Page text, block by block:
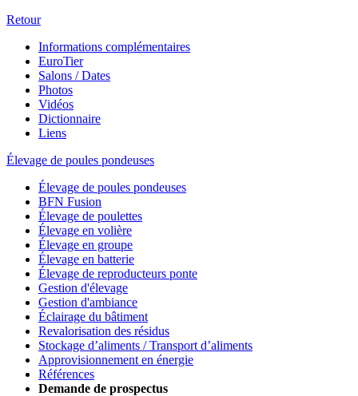
Retour
Informations complémentaires
EuroTier
Salons / Dates
Photos
Vidéos
Dictionnaire
Liens
Élevage de poules pondeuses
Élevage de poules pondeuses
BFN Fusion
Élevage de poulettes
Élevage en volière
Élevage en groupe
Élevage en batterie
Élevage de reproducteurs ponte
Gestion d'élevage
Gestion d'ambiance
Éclairage du bâtiment
Revalorisation des résidus
Stockage d’aliments / Transport d’aliments
Approvisionnement en énergie
Références
Demande de prospectus